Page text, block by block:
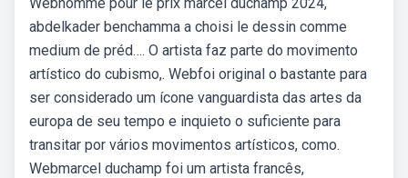
abdelkader benchamma a choisi le dessin comme
medium de préd…. O artista faz parte do movimento
artístico do cubismo,. Webfoi original o bastante para
ser considerado um ícone vanguardista das artes da
europa de seu tempo e inquieto o suficiente para
transitar por vários movimentos artísticos, como.
Webmarcel duchamp foi um artista francês,